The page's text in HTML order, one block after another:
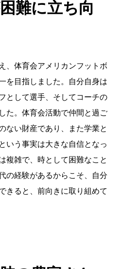
難に立ち向
、体育会アメリカンフットボ
を目指しました。自分自身は
として選手、そしてコーチの
た。体育会活動で仲間と過ご
ない財産であり、また学業と
いう事実は大きな自信となっ
複雑で、時として困難なこと
の経験があるからこそ、自分
きると、前向きに取り組めて